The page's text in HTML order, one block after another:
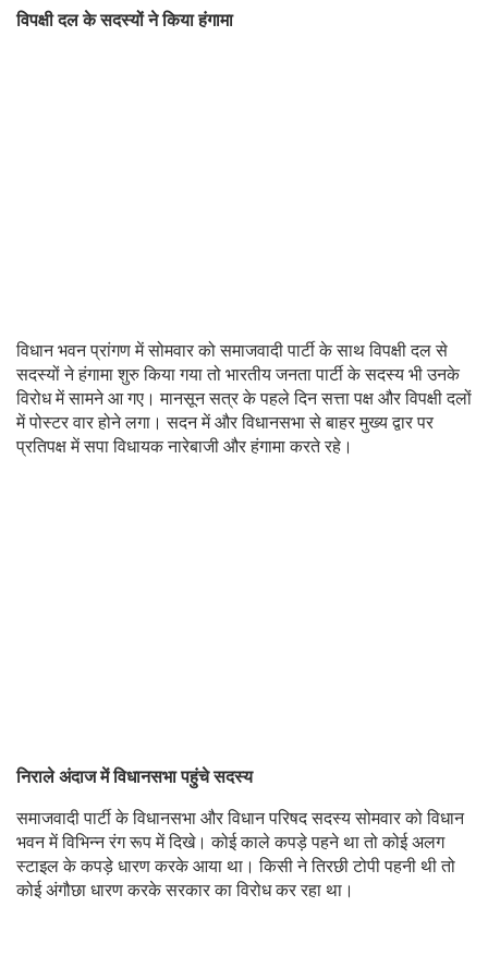
विपक्षी दल के सदस्यों ने किया हंगामा
विधान भवन प्रांगण में सोमवार को समाजवादी पार्टी के साथ विपक्षी दल से
सदस्यों ने हंगामा शुरु किया गया तो भारतीय जनता पार्टी के सदस्य भी उनके
विरोध में सामने आ गए। मानसून सत्र के पहले दिन सत्ता पक्ष और विपक्षी दलों
में पोस्टर वार होने लगा। सदन में और विधानसभा से बाहर मुख्य द्वार पर
प्रतिपक्ष में सपा विधायक नारेबाजी और हंगामा करते रहे।
निराले अंदाज में विधानसभा पहुंचे सदस्य
समाजवादी पार्टी के विधानसभा और विधान परिषद सदस्य सोमवार को विधान
भवन में विभिन्न रंग रूप में दिखे। कोई काले कपड़े पहने था तो कोई अलग
स्टाइल के कपड़े धारण करके आया था। किसी ने तिरछी टोपी पहनी थी तो
कोई अंगौछा धारण करके सरकार का विरोध कर रहा था।